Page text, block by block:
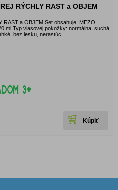
RÝCHLY RAST a OBJEM
RAST a OBJEM Set obsahuje: MEZO
ml Typ vlasovej pokožky: normálna, suchá
bez lesku, nerastúc